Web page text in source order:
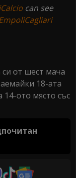
can see
от шест мача
18-ата
14-ото място със